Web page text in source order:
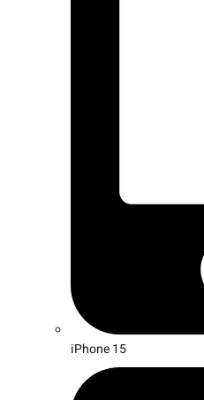
iPhone 15